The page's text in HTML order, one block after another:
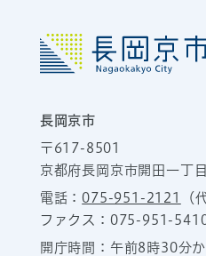
長岡京市
〒617-8501
京都府長岡京市開田一丁
電話：075-951-2121
（
ファクス：075-951-5410
開庁時間：午前8時30分